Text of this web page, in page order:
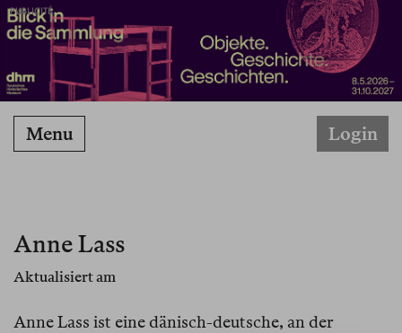
PUBLICITÉ
Menu Login
Anne Lass
Aktualisiert am
Anne Lass ist eine dänisch-deutsche, an der